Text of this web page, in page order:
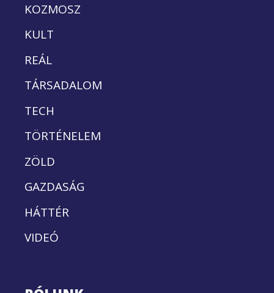
KOZMOSZ
KULT
REÁL
TÁRSADALOM
TECH
TÖRTÉNELEM
ZÖLD
GAZDASÁG
HÁTTÉR
VIDEÓ